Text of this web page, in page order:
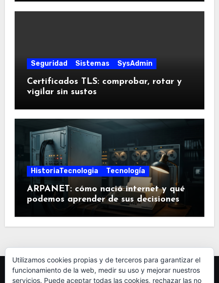
Seguridad Sistemas SysAdmin
Certificados TLS: comprobar, rotar y
vigilar sin sustos
HistoriaTecnologia Tecnología
ARPANET: cómo nació internet y qué
podemos aprender de sus decisiones
Utilizamos cookies propias y de terceros para garantizar el
funcionamiento de la web, medir su uso y mejorar nuestros
servicios. Puede aceptar todas las cookies, rechazar las no